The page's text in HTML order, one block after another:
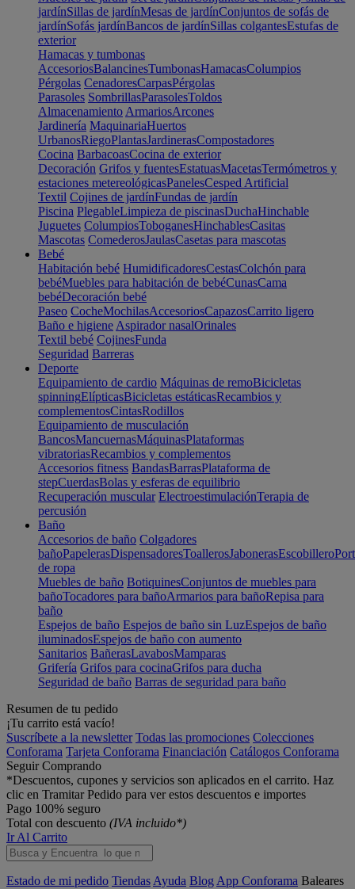
jardínSillas de jardínMesas de jardínConjuntos de sofás de
jardínSofás jardínBancos de jardínSillas colgantesEstufas de
exterior
Hamacas y tumbonas
AccesoriosBalancinesTumbonasHamacasColumpios
Pérgolas CenadoresCarpasPérgolas
Parasoles SombrillasParasolesToldos
Almacenamiento ArmariosArcones
Jardinería MaquinariaHuertos
UrbanosRiegoPlantasJardinerasCompostadores
Cocina BarbacoasCocina de exterior
Decoración Grifos y fuentesEstatuasMacetasTermómetros y
estaciones metereológicasPanelesCesped Artificial
Textil Cojines de jardínFundas de jardín
Piscina PlegableLimpieza de piscinasDuchaHinchable
Juguetes ColumpiosToboganesHinchablesCasitas
Mascotas ComederosJaulasCasetas para mascotas
Bebé
Habitación bebé HumidificadoresCestasColchón para
bebéMuebles para habitación de bebéCunasCama
bebéDecoración bebé
Paseo CocheMochilasAccesoriosCapazosCarrito ligero
Baño e higiene Aspirador nasalOrinales
Textil bebé CojinesFunda
Seguridad Barreras
Deporte
Equipamiento de cardio Máquinas de remoBicicletas
spinningElípticasBicicletas estáticasRecambios y
complementosCintasRodillos
Equipamiento de musculación
BancosMancuernasMáquinasPlataformas
vibratoriasRecambios y complementos
Accesorios fitness BandasBarrasPlataforma de
stepCuerdasBolas y esferas de equilibrio
Recuperación muscular ElectroestimulaciónTerapia de
percusión
Baño
Accesorios de baño Colgadores
bañoPapelerasDispensadoresToallerosJabonerasEscobillero
de ropa
Muebles de baño BotiquinesConjuntos de muebles para
bañoTocadores para bañoArmarios para bañoRepisa para
baño
Espejos de baño Espejos de baño sin LuzEspejos de baño
iluminadosEspejos de baño con aumento
Sanitarios BañerasLavabosMamparas
Grifería Grifos para cocinaGrifos para ducha
Seguridad de baño Barras de seguridad para baño
Resumen de tu pedido
¡Tu carrito está vacío!
Suscríbete a la newsletter Todas las promociones Colecciones
Conforama Tarjeta Conforama Financiación Catálogos Conforama
Seguir Comprando
*Descuentos, cupones y servicios son aplicados en el carrito. Haz
clic en Tramitar Pedido para ver estos descuentos e importes
Pago 100% seguro
Total con descuento (IVA incluido*)
Ir Al Carrito
Estado de mi pedido Tiendas Ayuda Blog App Conforama Baleares